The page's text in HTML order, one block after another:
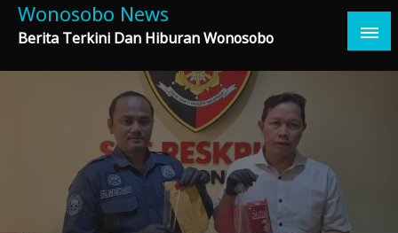
Wonosobo News
Berita Terkini Dan Hiburan Wonosobo